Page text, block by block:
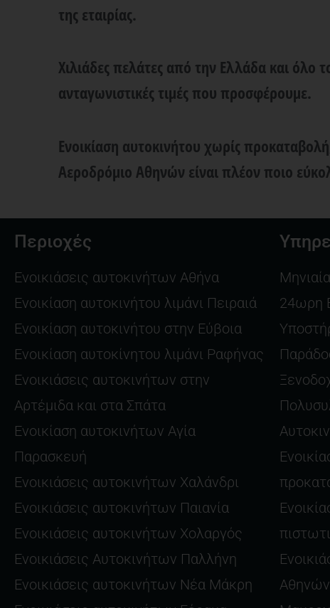
της εταιρίας.
Χιλιάδες πελάτες από την Ελλάδα και όλο
ανταγωνιστικές τιμές που προσφέρουμε.
Ενοικίαση αυτοκινήτου χωρίς
Αεροδρόμιο Αθηνών είναι πλέον ποιο
Περιοχές
Ενοικιάσεις αυτοκινήτων Αθήνα
Ενοικίαση αυτοκινήτου λιμάνι Πειραιά
Ενοικίαση αυτοκινήτου στην Εύβοια
Ενοικίαση αυτοκίνητου λιμάνι Ραφήνας
Ενοικιάσεις αυτοκινήτων στην
Αρτέμιδα και στα Σπάτα
Ενοικίαση αυτοκινήτων Αγία
Παρασκευή
Ενοικιάσεις αυτοκινήτων Χαλάνδρι
Ενοικιάσεις αυτοκινήτων Παιανία
Ενοικιάσεις αυτοκινήτων Χολαργός
Ενοικιάσεις Αυτοκινήτων Παλλήνη
Ενοικιάσεις αυτοκινήτων Νέα Μάκρη
24ωρη
Αθηνών